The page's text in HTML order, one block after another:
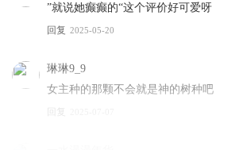
”就说她癫癫的“这个评价好可爱呀
回复 2025-05-20
琳琳9_9
女主种的那颗不会就是神的树种吧
回复